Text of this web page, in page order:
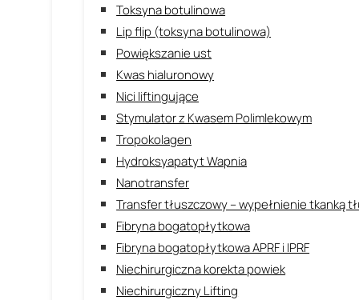
Toksyna botulinowa
Lip flip (toksyna botulinowa)
Powiększanie ust
Kwas hialuronowy
Nici liftingujące
Stymulator z Kwasem Polimlekowym
Tropokolagen
Hydroksyapatyt Wapnia
Nanotransfer
Transfer tłuszczowy – wypełnienie tkanką
Fibryna bogatopłytkowa
Fibryna bogatopłytkowa APRF i IPRF
Niechirurgiczna korekta powiek
Niechirurgiczny Lifting